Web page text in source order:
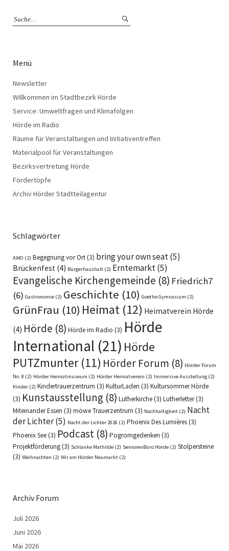
Menü
Newsletter
Willkommen im Stadtbezirk Hörde
Service: Umweltfragen und Klimafolgen
Hörde im Radio
Räume für Veranstaltungen und Initiativentreffen
Materialpool für Veranstaltungen
Bezirksvertretung Hörde
Fördertöpfe
Archiv Hörder Stadtteilagentur
Schlagwörter
AWO (2) Begegnung vor Ort(3) bring your own seat(5)
Brückenfest (4) Bürgerhaushalt (2) Erntemarkt(5)
Evangelische Kirchengemeinde (8) Friedrich7
(6) Gastronomie (2) Geschichte (10) Goethe Gymnasium (2)
GrünFrau (10) Heimat (12) Heimatverein Hörde
(4) Hörde (8) Hörde im Radio (3) Hörde
International (21) Hörde
PUTZmunter(11) Hörder Forum (8) Hörder Forum
No. 8 (2) Hörder Heimatmuseum (2) Hörder Heimatverein (2) Immersive Ausstellung (2)
Kinder (2) Kindertrauerzentrum (3) KulturLaden (3) Kultursommer Hörde
(3) Kunstausstellung (8) Lutherkirche(3) Lutherletter(3)
Miteinander Essen (3) möwe Trauerzentrum (3) Nachhaltigkeit (2) Nacht
der Lichter(5) Nacht der Lichter 2026 (2) Phoenix Des Lumières(3)
Phoenix See(3) Podcast (8) Pogromgedenken (3)
Projektförderung(3) Schlanke Mathilde (2) SeniorenBüro Hörde (2) Stolpersteine
(3) Weihnachten (2) Wir am Hörder Neumarkt (2)
Archiv Forum
Juli 2026
Juni 2026
Mai 2026